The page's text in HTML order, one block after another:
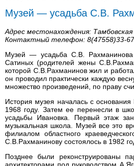
Музей — усадьба С.В.
Адрес местонахождения:
Контактный телефон: 8(47558)33-
Музей — усадьба С.В.
Сатиных (родителей жены
которой С.В.Рахманинов жил и
он проводил практически каждую
множество произведений, по праву
История музея началась с
1968 году. Затем ее перенесли в
усадьбы Ивановка. Первый этаж
музыкальная школа. Музей все это
филиалом областного
С.В.Рахманинову состоялось в 1982
Позднее были реконструированы